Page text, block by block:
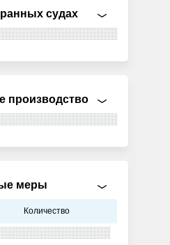
судах
производство
меры
Количество